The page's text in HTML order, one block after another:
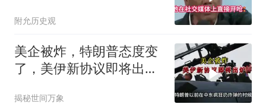
附允历史观
美企被炸，特朗普态度变
了，美伊新协议即将出
揭秘世间万象